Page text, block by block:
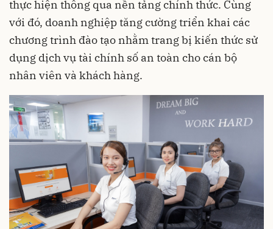
thực hiện thông qua nền tảng chính thức. Cùng
với đó, doanh nghiệp tăng cường triển khai các
chương trình đào tạo nhằm trang bị kiến thức sử
dụng dịch vụ tài chính số an toàn cho cán bộ
nhân viên và khách hàng.